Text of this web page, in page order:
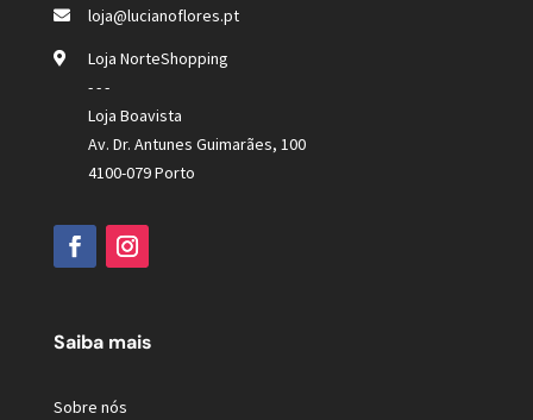
loja@lucianoflores.pt
Loja NorteShopping
- - -
Loja Boavista
Av. Dr. Antunes Guimarães, 100
4100-079 Porto
Saiba mais
Sobre nós